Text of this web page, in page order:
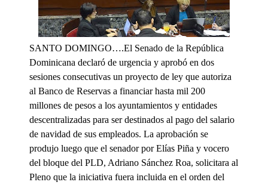
SANTO DOMINGO….El Senado de la República
Dominicana declaró de urgencia y aprobó en dos
sesiones consecutivas un proyecto de ley que autoriza
al Banco de Reservas a financiar hasta mil 200
millones de pesos a los ayuntamientos y entidades
descentralizadas para ser destinados al pago del salario
de navidad de sus empleados. La aprobación se
produjo luego que el senador por Elías Piña y vocero
del bloque del PLD, Adriano Sánchez Roa, solicitara al
Pleno que la iniciativa fuera incluida en el orden del